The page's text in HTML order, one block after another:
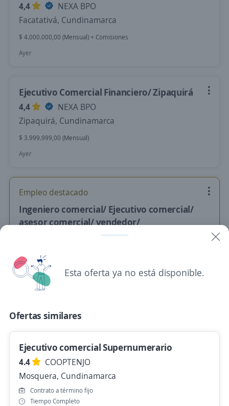
4,4
NEXA BPO
Facatativá, Cundinamarca
$ 4.000.000,00 (Mensual) + Comisiones
Ayer
Ejecutivo Comercial Financiero/ Zipaquirá
4,4
NEXA BPO
Zipaquirá, Cundinamarca
$ 3.999.999,00 (Mensual)
Ayer
Empleo destacado
Ingeniero comercial/ Ejecutivo comercial/
asesor comercial/ vendedor/
$ 2.400.000,00 (Mensual)
Ejecutivo Comercial Financiero/ Zipaquira
Zipaquirá, Cundinamarca
$ 1.750.904,00 (Mensual)
Esta oferta ya no está disponible.
Ofertas similares
Ejecutivo comercial Supernumerario
4.4
COOPTENJO
Mosquera, Cundinamarca
Contrato a término fijo
Tiempo Completo